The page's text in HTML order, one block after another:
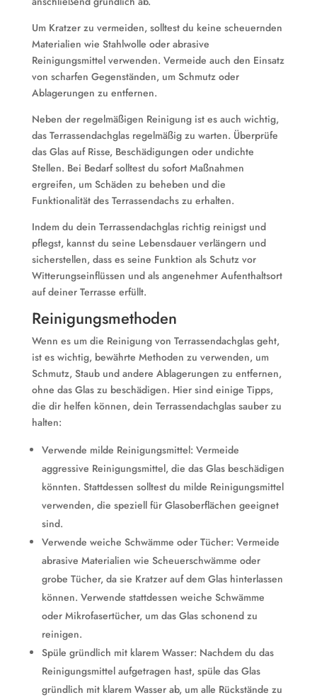
Um Kratzer zu vermeiden, solltest du keine scheuernden
Materialien wie Stahlwolle oder abrasive
Reinigungsmittel verwenden. Vermeide auch den Einsatz
von scharfen Gegenständen, um Schmutz oder
Ablagerungen zu entfernen.
Neben der regelmäßigen Reinigung ist es auch wichtig,
das Terrassendachglas regelmäßig zu warten. Überprüfe
das Glas auf Risse, Beschädigungen oder undichte
Stellen. Bei Bedarf solltest du sofort Maßnahmen
ergreifen, um Schäden zu beheben und die
Funktionalität des Terrassendachs zu erhalten.
Indem du dein Terrassendachglas richtig reinigst und
pflegst, kannst du seine Lebensdauer verlängern und
sicherstellen, dass es seine Funktion als Schutz vor
Witterungseinflüssen und als angenehmer Aufenthaltsort
auf deiner Terrasse erfüllt.
Reinigungsmethoden
Wenn es um die Reinigung von Terrassendachglas geht,
ist es wichtig, bewährte Methoden zu verwenden, um
Schmutz, Staub und andere Ablagerungen zu entfernen,
ohne das Glas zu beschädigen. Hier sind einige Tipps,
die dir helfen können, dein Terrassendachglas sauber zu
halten:
Verwende milde Reinigungsmittel: Vermeide
aggressive Reinigungsmittel, die das Glas beschädigen
könnten. Stattdessen solltest du milde Reinigungsmittel
verwenden, die speziell für Glasoberflächen geeignet
sind.
Verwende weiche Schwämme oder Tücher: Vermeide
abrasive Materialien wie Scheuerschwämme oder
grobe Tücher, da sie Kratzer auf dem Glas hinterlassen
können. Verwende stattdessen weiche Schwämme
oder Mikrofasertücher, um das Glas schonend zu
reinigen.
Spüle gründlich mit klarem Wasser: Nachdem du das
Reinigungsmittel aufgetragen hast, spüle das Glas
gründlich mit klarem Wasser ab, um alle Rückstände zu